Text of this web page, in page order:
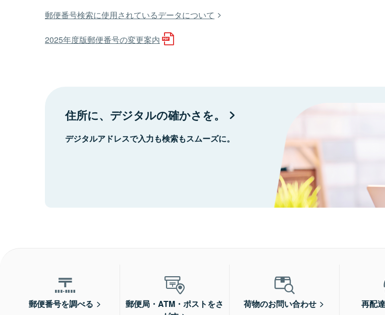
郵便番号検索に使用されているデータについて
2025年度版郵便番号の変更案内
住所に、デジタルの確かさを。
デジタルアドレスで入力も検索もスムーズに。
郵便番号を調べる
郵便局・ATM・ポストをさ
荷物のお問い合わせ 再配